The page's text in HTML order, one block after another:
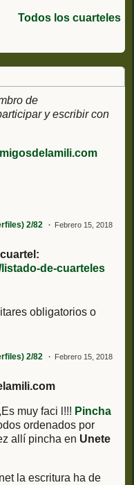
Todos los cuarteles
de
y escribir con
2/82
Febrero 15, 2018
de-cuarteles
obligatorios o
2/82
Febrero 15, 2018
Es muy faci l!!! Pincha
ordenados por
allí pincha en Unete
la escritura ha de